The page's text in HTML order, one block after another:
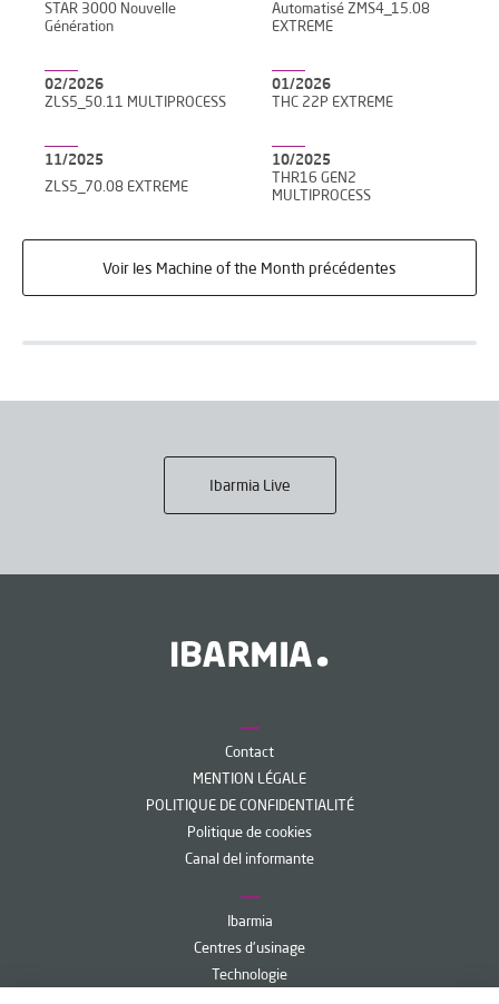
STAR 3000 Nouvelle
Génération
Automatisé ZMS4_15.08
EXTREME
02/2026
ZLS5_50.11 MULTIPROCESS
01/2026
THC 22P EXTREME
11/2025
ZLS5_70.08 EXTREME
10/2025
THR16 GEN2
MULTIPROCESS
Voir les Machine of the Month précédentes
Ibarmia Live
Contact
MENTION LÉGALE
POLITIQUE DE CONFIDENTIALITÉ
Politique de cookies
Canal del informante
Ibarmia
Centres d'usinage
Technologie